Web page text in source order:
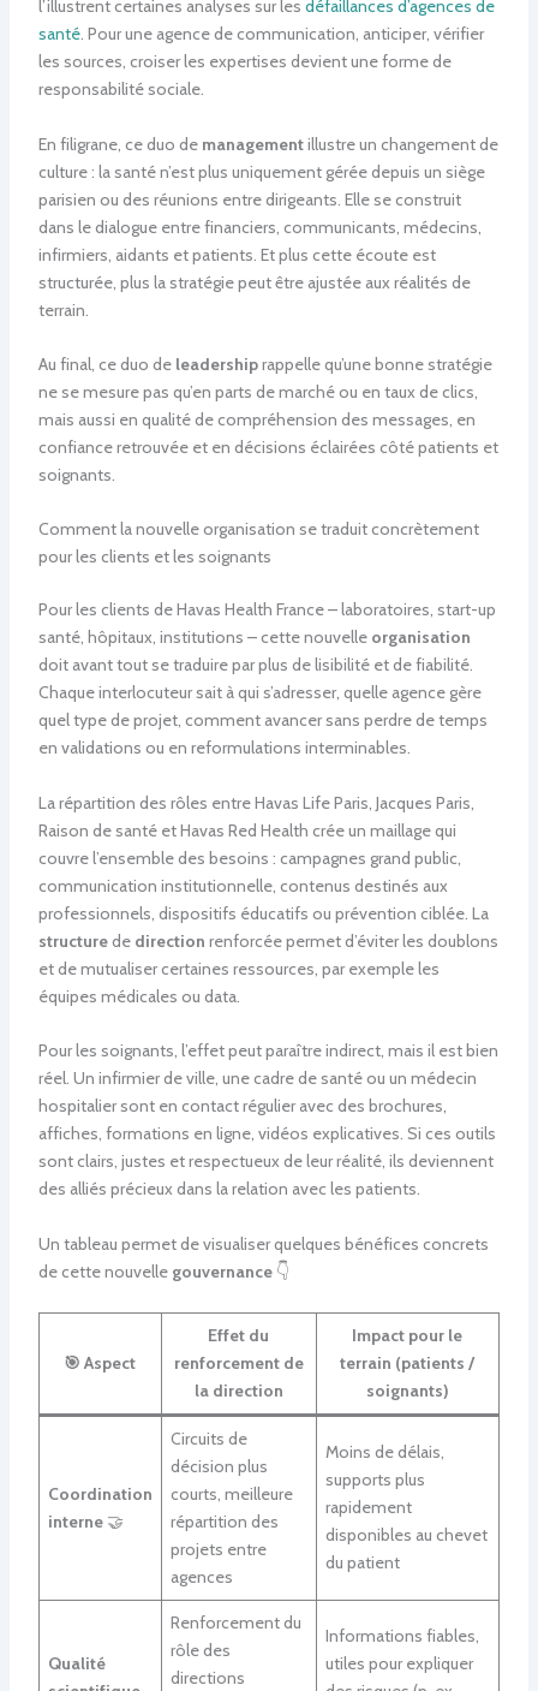
l’illustrent certaines analyses sur les défaillances d’agences de
santé. Pour une agence de communication, anticiper, vérifier
les sources, croiser les expertises devient une forme de
responsabilité sociale.
En filigrane, ce duo de managementillustre un changement de
culture : la santé n’est plus uniquement gérée depuis un siège
parisien ou des réunions entre dirigeants. Elle se construit
dans le dialogue entre financiers, communicants, médecins,
infirmiers, aidants et patients. Et plus cette écoute est
structurée, plus la stratégie peut être ajustée aux réalités de
terrain.
Au final, ce duo de leadershiprappelle qu’une bonne stratégie
ne se mesure pas qu’en parts de marché ou en taux de clics,
mais aussi en qualité de compréhension des messages, en
confiance retrouvée et en décisions éclairées côté patients et
soignants.
Comment la nouvelle organisation se traduit concrètement
pour les clients et les soignants
Pour les clients de Havas Health France – laboratoires, start-up
santé, hôpitaux, institutions – cette nouvelle organisation
doit avant tout se traduire par plus de lisibilité et de fiabilité.
Chaque interlocuteur sait à qui s’adresser, quelle agence gère
quel type de projet, comment avancer sans perdre de temps
en validations ou en reformulations interminables.
La répartition des rôles entre Havas Life Paris, Jacques Paris,
Raison de santé et Havas Red Health crée un maillage qui
couvre l’ensemble des besoins : campagnes grand public,
communication institutionnelle, contenus destinés aux
professionnels, dispositifs éducatifs ou prévention ciblée. La
structurede direction renforcée permet d’éviter les doublons
et de mutualiser certaines ressources, par exemple les
équipes médicales ou data.
Pour les soignants, l’effet peut paraître indirect, mais il est bien
réel. Un infirmier de ville, une cadre de santé ou un médecin
hospitalier sont en contact régulier avec des brochures,
affiches, formations en ligne, vidéos explicatives. Si ces outils
sont clairs, justes et respectueux de leur réalité, ils deviennent
des alliés précieux dans la relation avec les patients.
Un tableau permet de visualiser quelques bénéfices concrets
de cette nouvelle gouvernance👇
🎯 Aspect
Effet du
renforcement de
la direction
Impact pour le
terrain (patients /
soignants)
Coordination
interne🤝
Circuits de
décision plus
courts, meilleure
répartition des
projets entre
agences
Moins de délais,
supports plus
rapidement
disponibles au chevet
du patient
Qualité
Renforcement du
rôle des
directions
Informations fiables,
utiles pour expliquer